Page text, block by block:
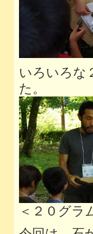
いろいろな
た。
＜２０グラ